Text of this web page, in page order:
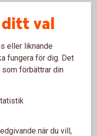
som i sin tur
i Skaraborg. Vi ser
skillnad bland våra
är redo att hjälpa
till lån, sparande och
medarbetare är något vi
val
eller liknande
fungera för dig. Det
som förbättrar din
när du vill,